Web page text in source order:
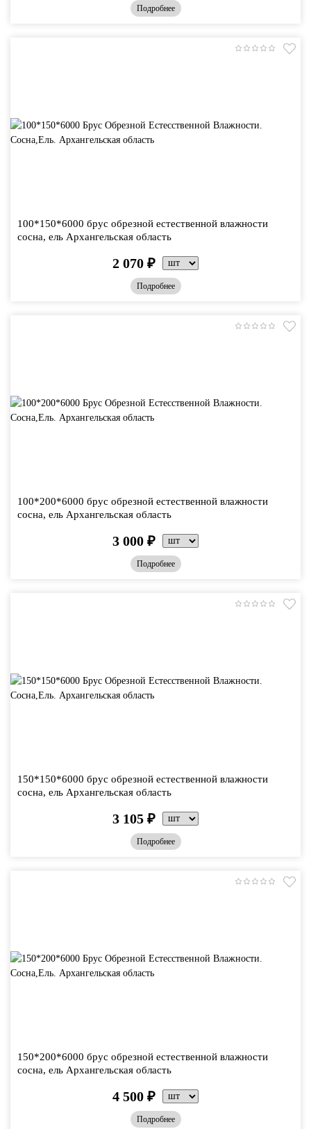
Подробнее
100*150*6000 брус обрезной естественной влажности
сосна, ель Архангельская область
2 070 ₽
Подробнее
100*200*6000 брус обрезной естественной влажности
сосна, ель Архангельская область
3 000 ₽
Подробнее
150*150*6000 брус обрезной естественной влажности
сосна, ель Архангельская область
3 105 ₽
Подробнее
150*200*6000 брус обрезной естественной влажности
сосна, ель Архангельская область
4 500 ₽
Подробнее